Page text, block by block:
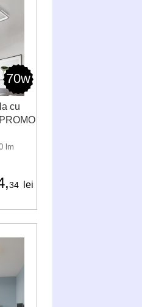
70w
cu
lm
34 lei